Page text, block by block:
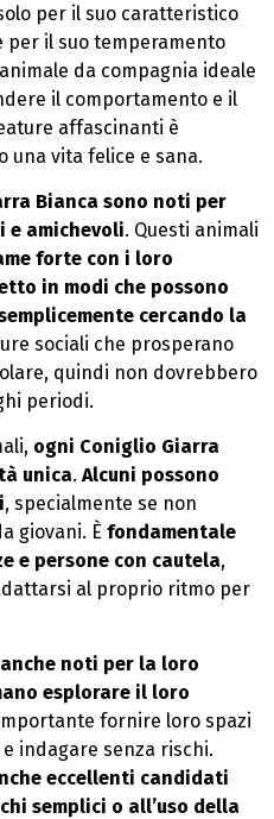
per il suo caratteristico
per il suo temperamento
da compagnia ideale
il comportamento e il
affascinanti è
una vita felice e sana.
Bianca sono noti per
e amichevoli. Questi animali
forte con i loro
in modi che possono
cercando la
sociali che prosperano
quindi non dovrebbero
periodi.
ogni Coniglio Giarra
unica. Alcuni possono
, specialmente se non
giovani. È fondamentale
e persone con cautela,
al proprio ritmo per
noti per la loro
esplorare il loro
fornire loro spazi
indagare senza rischi.
eccellenti candidati
semplici o all’uso della